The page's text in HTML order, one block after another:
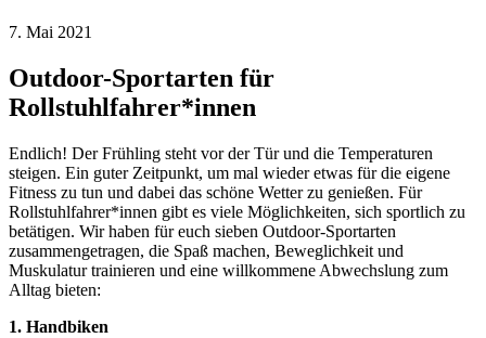
7. Mai 2021
Outdoor-Sportarten für
Rollstuhlfahrer*innen
Endlich! Der Frühling steht vor der Tür und die Temperaturen
steigen. Ein guter Zeitpunkt, um mal wieder etwas für die eigene
Fitness zu tun und dabei das schöne Wetter zu genießen. Für
Rollstuhlfahrer*innen gibt es viele Möglichkeiten, sich sportlich zu
betätigen. Wir haben für euch sieben Outdoor-Sportarten
zusammengetragen, die Spaß machen, Beweglichkeit und
Muskulatur trainieren und eine willkommene Abwechslung zum
Alltag bieten:
1. Handbiken